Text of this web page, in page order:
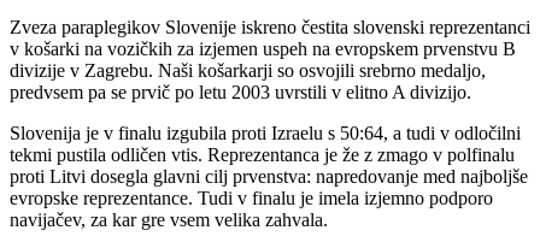
Zveza paraplegikov Slovenije iskreno čestita slovenski reprezentanci
v košarki na vozičkih za izjemen uspeh na evropskem prvenstvu B
divizije v Zagrebu. Naši košarkarji so osvojili srebrno medaljo,
predvsem pa se prvič po letu 2003 uvrstili v elitno A divizijo.
Slovenija je v finalu izgubila proti Izraelu s 50:64, a tudi v odločilni
tekmi pustila odličen vtis. Reprezentanca je že z zmago v polfinalu
proti Litvi dosegla glavni cilj prvenstva: napredovanje med najboljše
evropske reprezentance. Tudi v finalu je imela izjemno podporo
navijačev, za kar gre vsem velika zahvala.